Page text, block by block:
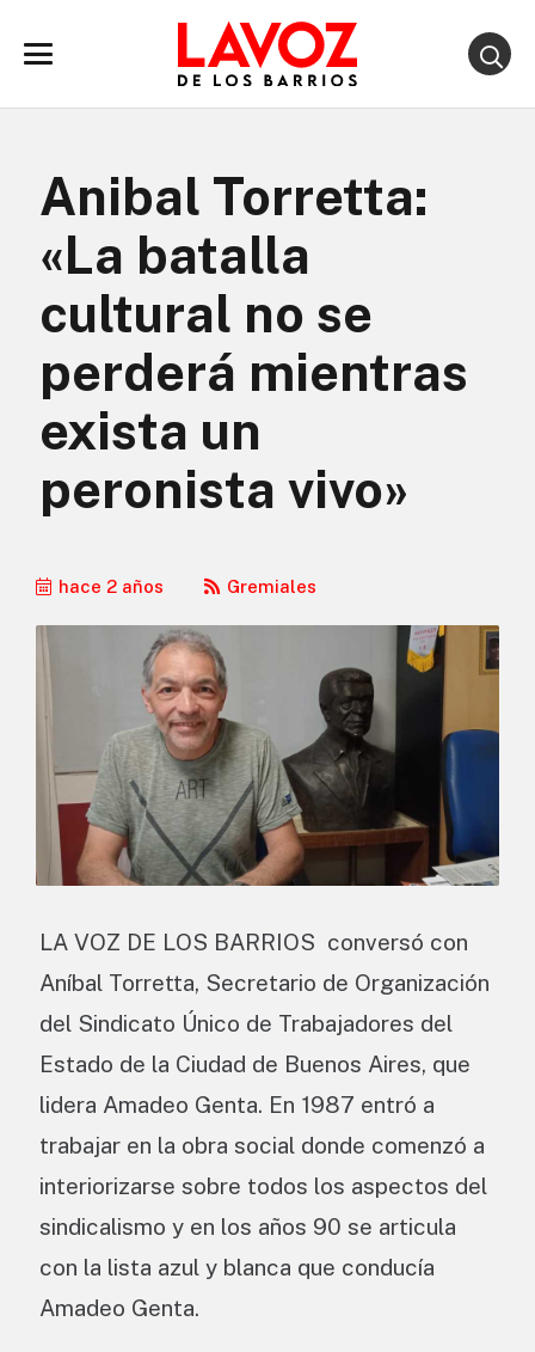
Anibal Torretta:
«La batalla
cultural no se
perderá mientras
exista un
peronista vivo»
hace 2 años Gremiales
LA VOZ DE LOS BARRIOS conversó con
Aníbal Torretta, Secretario de Organización
del Sindicato Único de Trabajadores del
Estado de la Ciudad de Buenos Aires, que
lidera Amadeo Genta. En 1987 entró a
trabajar en la obra social donde comenzó a
interiorizarse sobre todos los aspectos del
sindicalismo y en los años 90 se articula
con la lista azul y blanca que conducía
Amadeo Genta.